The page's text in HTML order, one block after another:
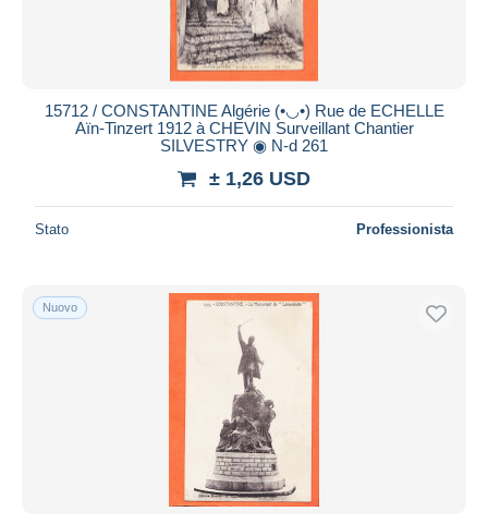
15712 / CONSTANTINE Algérie (•◡•) Rue de ECHELLE
Aïn-Tinzert 1912 à CHEVIN Surveillant Chantier
SILVESTRY ◉ N-d 261
± 1,26 USD
Stato Professionista
Nuovo